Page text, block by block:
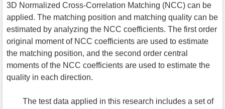
3D Normalized Cross-Correlation Matching (NCC) can be
applied. The matching position and matching quality can be
estimated by analyzing the NCC coefficients. The first order
original moment of NCC coefficients are used to estimate
the matching position, and the second order central
moments of the NCC coefficients are used to estimate the
quality in each direction.
The test data applied in this research includes a set of